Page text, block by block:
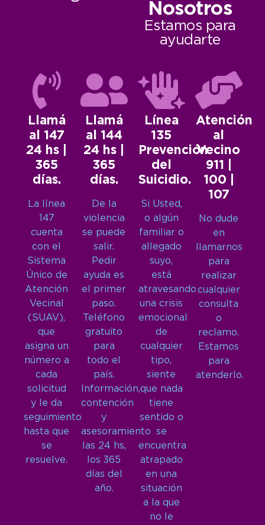
Nosotros
Estamos para
ayudarte
Llamá
al 147
24 hs |
365
días.
La línea
147
cuenta
con el
Sistema
Único de
Atención
Vecinal
(SUAV),
que
asigna un
número a
cada
solicitud
y le da
seguimiento
hasta que
se
resuelve.
Llamá
al 144
24 hs |
365
días.
De la
violencia
se puede
salir.
Pedir
ayuda es
el primer
paso.
Teléfono
gratuito
para
todo el
país.
Información,
contención
y
asesoramiento
las 24 hs,
los 365
días del
año.
Línea
135
Prevención
del
Suicidio.
Si Usted,
o algún
familiar o
allegado
suyo,
está
atravesando
una crisis
emocional
de
cualquier
tipo,
siente
que nada
tiene
sentido o
se
encuentra
atrapado
en una
situación
a la que
no le
Atención
al
Vecino
911 |
100 |
107
No dude
en
llamarnos
para
realizar
cualquier
consulta
o
reclamo.
Estamos
para
atenderlo.